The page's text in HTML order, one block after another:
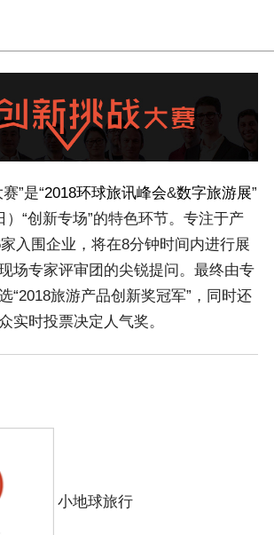
”是“2018环球旅讯峰会&数字旅游展”
）“创新专场”的特色环节。专注于产
入围企业，将在8分钟时间内进行展
场专家评审团的尖锐提问。最终由专
“2018旅游产品创新奖冠军”，同时还
实时投票决定人气奖。
小地球旅行